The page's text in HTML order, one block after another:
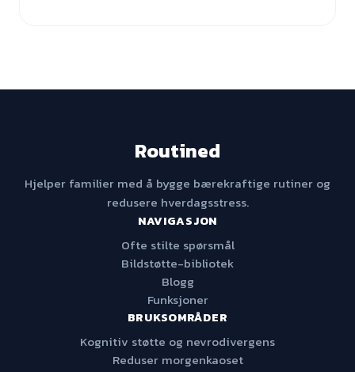
Routined
Hjelper familier med å bygge bærekraftige rutiner og
redusere hverdagsstress.
NAVIGASJON
Ofte stilte spørsmål
Bildstøtte-bibliotek
Blogg
Funksjoner
BRUKSOMRÅDER
Kognitiv støtte og nevrodivergens
Reduser morgenkaoset